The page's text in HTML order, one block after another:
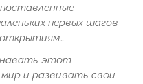
первых шагов
открытиям…
этот
и развивать свои